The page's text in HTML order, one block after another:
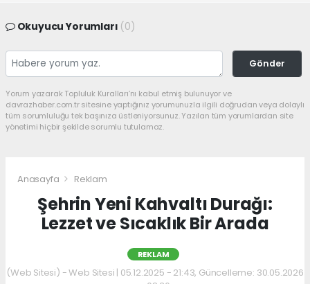
Okuyucu Yorumları (0)
Gönder
Yorum yazarak Topluluk Kuralları’nı kabul etmiş bulunuyor ve
davrazhaber.com.tr sitesine yaptığınız yorumunuzla ilgili doğrudan veya dolaylı
tüm sorumluluğu tek başınıza üstleniyorsunuz. Yazılan tüm yorumlardan site
yönetimi hiçbir şekilde sorumlu tutulamaz.
Anasayfa Reklam
Şehrin Yeni Kahvaltı Durağı:
Lezzet ve Sıcaklık Bir Arada
REKLAM
(Web Sitesi) - Web Sitesi | 05.12.2025 - 21:43, Güncelleme: 30.05.2026